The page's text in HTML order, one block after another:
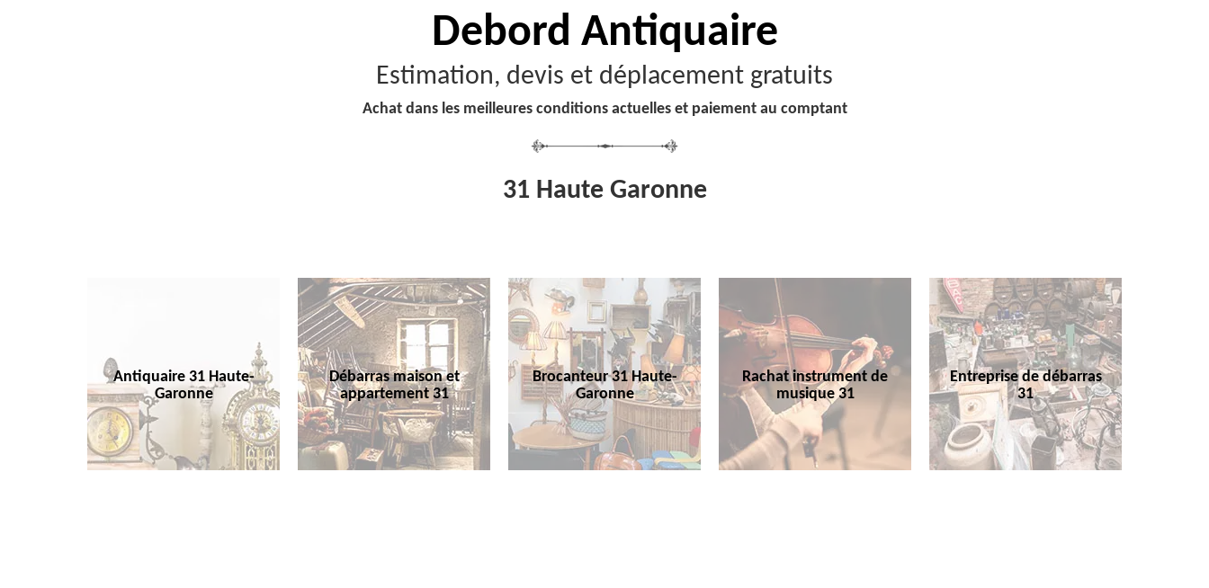
Debord Antiquaire
Estimation, devis et déplacement gratuits
Achat dans les meilleures conditions actuelles et paiement au comptant
31 Haute Garonne
Antiquaire 31 Haute-
Garonne
Débarras maison et
appartement 31
Brocanteur 31 Haute-
Garonne
Rachat instrument de
musique 31
Entreprise de débarras
31